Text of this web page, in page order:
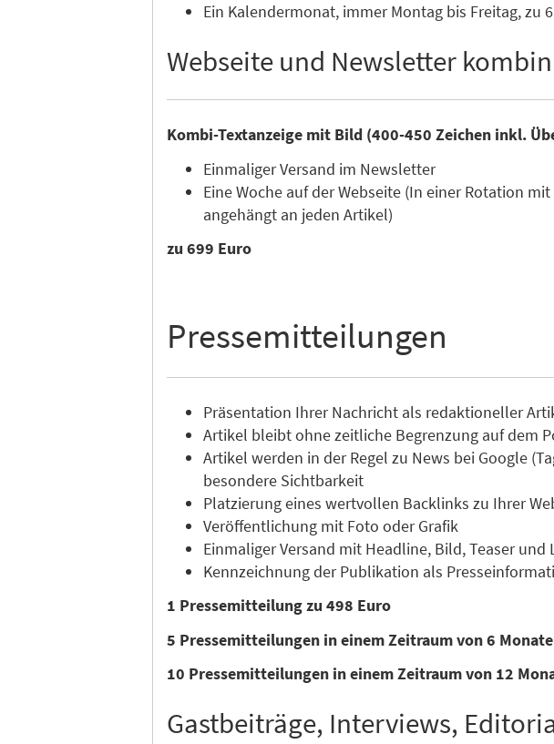
Ein Kalendermonat, immer Montag bis Freitag, zu
Webseite und Newsletter
Kombi-Textanzeige mit Bild (400-450 Zeichen inkl.
Einmaliger Versand im Newsletter
Eine Woche auf der Webseite (In einer Rotation
angehängt an jeden Artikel)
zu 699 Euro
Pressemitteilungen
Präsentation Ihrer Nachricht als redaktioneller
Artikel bleibt ohne zeitliche Begrenzung auf dem
Artikel werden in der Regel zu News bei Google
besondere Sichtbarkeit
Platzierung eines wertvollen Backlinks zu Ihrer
Veröffentlichung mit Foto oder Grafik
Einmaliger Versand mit Headline, Bild, Teaser
Kennzeichnung der Publikation als
1 Pressemitteilung zu 498 Euro
5 Pressemitteilungen in einem Zeitraum von 6
10 Pressemitteilungen in einem Zeitraum von 12
Gastbeiträge, Interviews,